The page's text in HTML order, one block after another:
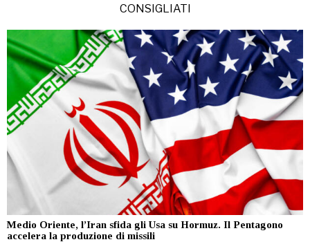
CONSIGLIATI
Medio Oriente, l’Iran sfida gli Usa su Hormuz. Il Pentagono
accelera la produzione di missili